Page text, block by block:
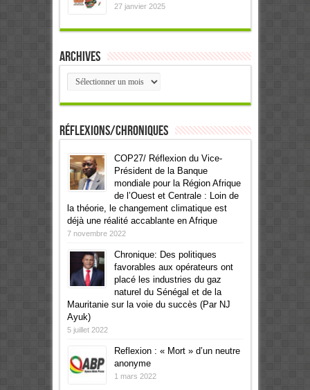
27 janvier 2025
Archives
Archives
Réflexions/Chroniques
COP27/ Réflexion du Vice-
Président de la Banque
mondiale pour la Région Afrique
de l’Ouest et Centrale : Loin de
la théorie, le changement climatique est
déjà une réalité accablante en Afrique
7 novembre 2022
Chronique: Des politiques
favorables aux opérateurs ont
placé les industries du gaz
naturel du Sénégal et de la
Mauritanie sur la voie du succès (Par NJ
Ayuk)
5 juillet 2022
Reflexion : « Mort » d’un neutre
anonyme
1 mars 2022